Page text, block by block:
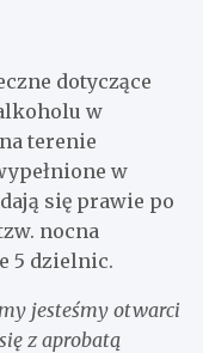
dotyczące
w
terenie
w
się prawie po
nocna
5 dzielnic.
jesteśmy otwarci
z aprobatą